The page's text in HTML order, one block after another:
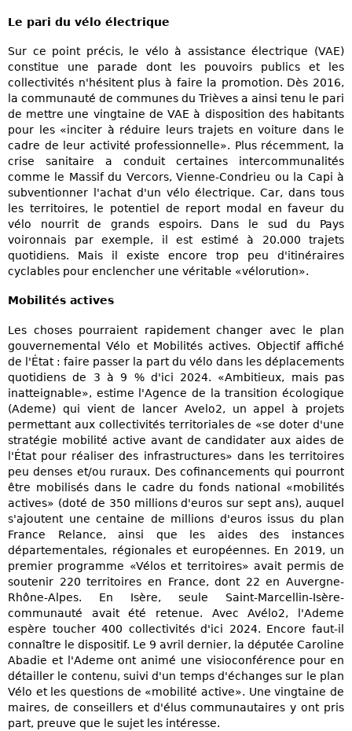
Le pari du vélo électrique
Sur ce point précis, le vélo à assistance électrique (VAE)
constitue une parade dont les pouvoirs publics et les
collectivités n'hésitent plus à faire la promotion. Dès 2016,
la communauté de communes du Trièves a ainsi tenu le pari
de mettre une vingtaine de VAE à disposition des habitants
pour les «inciter à réduire leurs trajets en voiture dans le
cadre de leur activité professionnelle». Plus récemment, la
crise sanitaire a conduit certaines intercommunalités
comme le Massif du Vercors, Vienne-Condrieu ou la Capi à
subventionner l'achat d'un vélo électrique. Car, dans tous
les territoires, le potentiel de report modal en faveur du
vélo nourrit de grands espoirs. Dans le sud du Pays
voironnais par exemple, il est estimé à 20.000 trajets
quotidiens. Mais il existe encore trop peu d'itinéraires
cyclables pour enclencher une véritable «vélorution».
Mobilités actives
Les choses pourraient rapidement changer avec le plan
gouvernemental Vélo et Mobilités actives. Objectif affiché
de l'État : faire passer la part du vélo dans les déplacements
quotidiens de 3 à 9 % d'ici 2024. «Ambitieux, mais pas
inatteignable», estime l'Agence de la transition écologique
(Ademe) qui vient de lancer Avelo2, un appel à projets
permettant aux collectivités territoriales de «se doter d'une
stratégie mobilité active avant de candidater aux aides de
l'État pour réaliser des infrastructures» dans les territoires
peu denses et/ou ruraux. Des cofinancements qui pourront
être mobilisés dans le cadre du fonds national «mobilités
actives» (doté de 350 millions d'euros sur sept ans), auquel
s'ajoutent une centaine de millions d'euros issus du plan
France Relance, ainsi que les aides des instances
départementales, régionales et européennes. En 2019, un
premier programme «Vélos et territoires» avait permis de
soutenir 220 territoires en France, dont 22 en Auvergne-
Rhône-Alpes. En Isère, seule Saint-Marcellin-Isère-
communauté avait été retenue. Avec Avélo2, l'Ademe
espère toucher 400 collectivités d'ici 2024. Encore faut-il
connaître le dispositif. Le 9 avril dernier, la députée Caroline
Abadie et l'Ademe ont animé une visioconférence pour en
détailler le contenu, suivi d'un temps d'échanges sur le plan
Vélo et les questions de «mobilité active». Une vingtaine de
maires, de conseillers et d'élus communautaires y ont pris
part, preuve que le sujet les intéresse.